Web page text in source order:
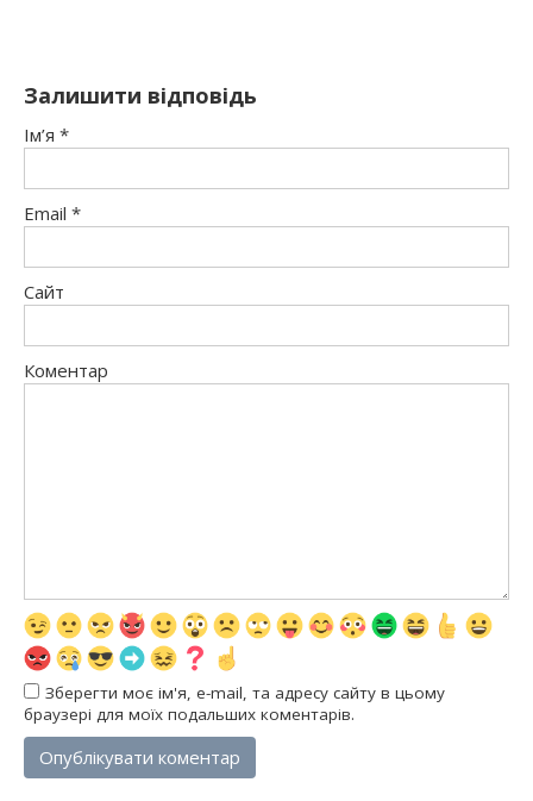
Залишити відповідь
Ім’я *
Email *
Сайт
Коментар
Зберегти моє ім'я, e-mail, та адресу сайту в цьому
браузері для моїх подальших коментарів.